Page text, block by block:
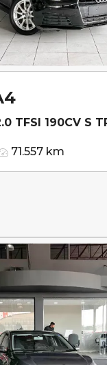
TFSI 190CV S
71.557 km